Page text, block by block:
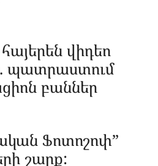
վիդեո
պատրաստում
բաններ
Ֆոտոշոփ”
շարք: